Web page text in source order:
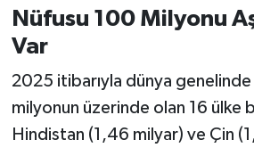
Nüfusu 100 Milyonu
Var
2025 itibarıyla dünya
milyonun üzerinde olan 16 ülke
Hindistan (1,46 milyar) ve Çin